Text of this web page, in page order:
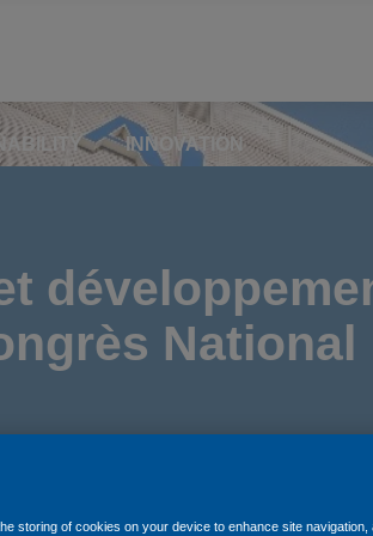
INNOVATION
National
storing of cookies on your device to enhance site navigation,